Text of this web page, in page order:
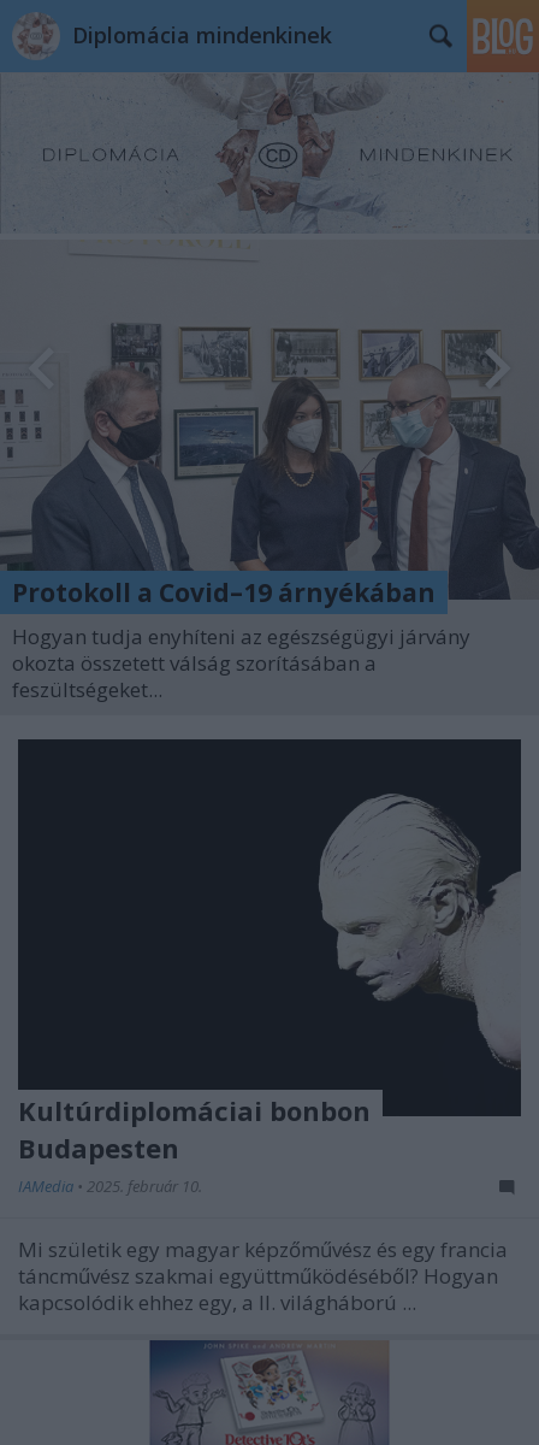
Diplomácia mindenkinek
Protokoll a Covid–19 árnyékában
Hogyan tudja enyhíteni az egészségügyi járvány
okozta összetett válság szorításában a
feszültségeket...
Kultúrdiplomáciai bonbon
Budapesten
IAMedia • 2025. február 10.
Mi születik egy magyar képzőművész és egy francia
táncművész szakmai együttműködéséből? Hogyan
kapcsolódik ehhez egy, a II. világháború ...